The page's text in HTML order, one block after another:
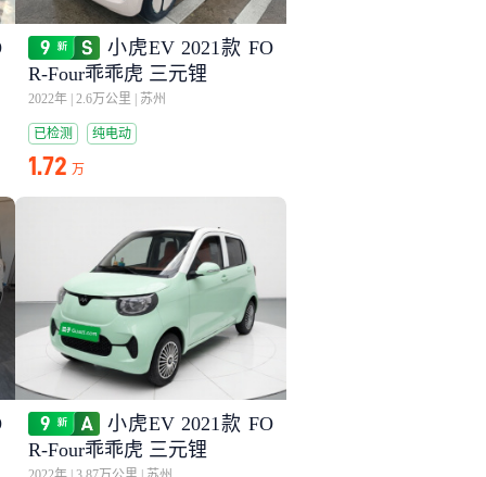
小虎EV 2021款 FO
R-Four乖乖虎 三元锂
2022年 2.6万公里 苏州
已检测 纯电动
1.72 万
小虎EV 2021款 FO
R-Four乖乖虎 三元锂